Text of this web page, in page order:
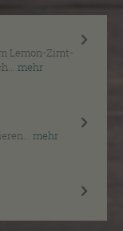
Lemon-Zimt-
mehr
mehr